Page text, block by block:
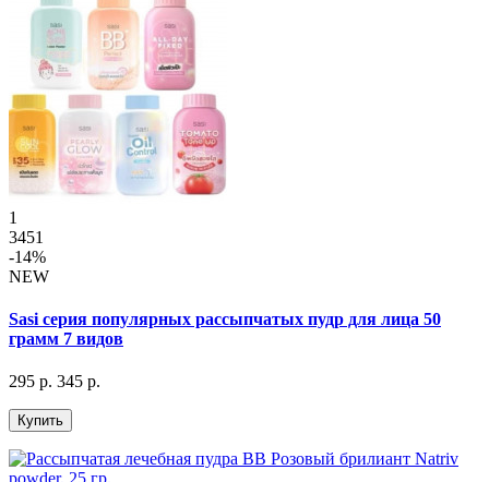
1
3451
-14%
NEW
Sasi серия популярных рассыпчатых пудр для лица 50
грамм 7 видов
295 р. 345 р.
Купить